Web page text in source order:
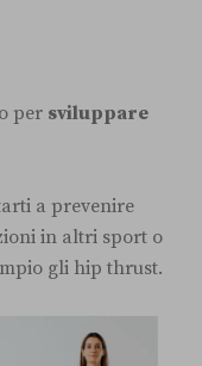
per sviluppare
a prevenire
in altri sport o
gli hip thrust.